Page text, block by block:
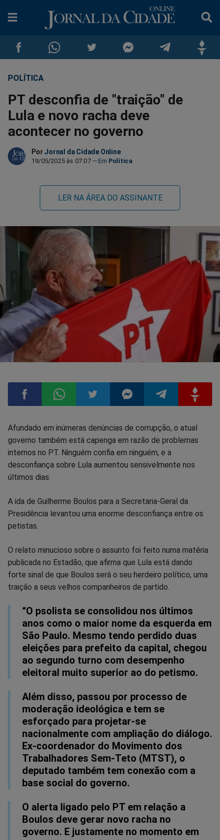
Compartilhar
no
Facebook
Compartilhar
no
Whatsapp
no
Twitter
no
Messenger
no
POLÍTICA
PT desconfia de "traição" de
Lula e novo racha deve
acontecer no governo
Por Jornal da Cidade Online
19/05/2025 às 07:07 Política
LER NA ÁREA DO ASSINANTE
Compartilhar
no
Facebook
Compartilhar
no
Whatsapp
Compartilhar
no
Compartilhar
no
Compartilhar
no
Afundado em inúmeras denúncias de corrupção, o atual
governo também está capenga em razão de problemas
internos no PT. Ninguém confia em ninguém, e a
desconfiança sobre Lula aumentou sensivelmente nos
últimos dias.
A ida de Guilherme Boulos para a Secretaria-Geral da
Presidência levantou uma enorme desconfiança entre os
petistas.
O relato minucioso sobre o assunto foi feito numa matéria
publicada no Estadão, que afirma que Lula está dando
forte sinal de que Boulos será o seu herdeiro político, uma
traição a seus velhos companheiros de partido.
“O psolista se consolidou nos últimos
anos como o maior nome da esquerda em
São Paulo. Mesmo tendo perdido duas
eleições para prefeito da capital, chegou
ao segundo turno com desempenho
eleitoral muito superior ao do petismo.
Além disso, passou por processo de
moderação ideológica e tem se
esforçado para projetar-se
nacionalmente com ampliação do diálogo.
Ex-coordenador do Movimento dos
Trabalhadores Sem-Teto (MTST), o
deputado também tem conexão com a
base social do governo.
O alerta ligado pelo PT em relação a
Boulos deve gerar novo racha no
governo. E justamente no momento em